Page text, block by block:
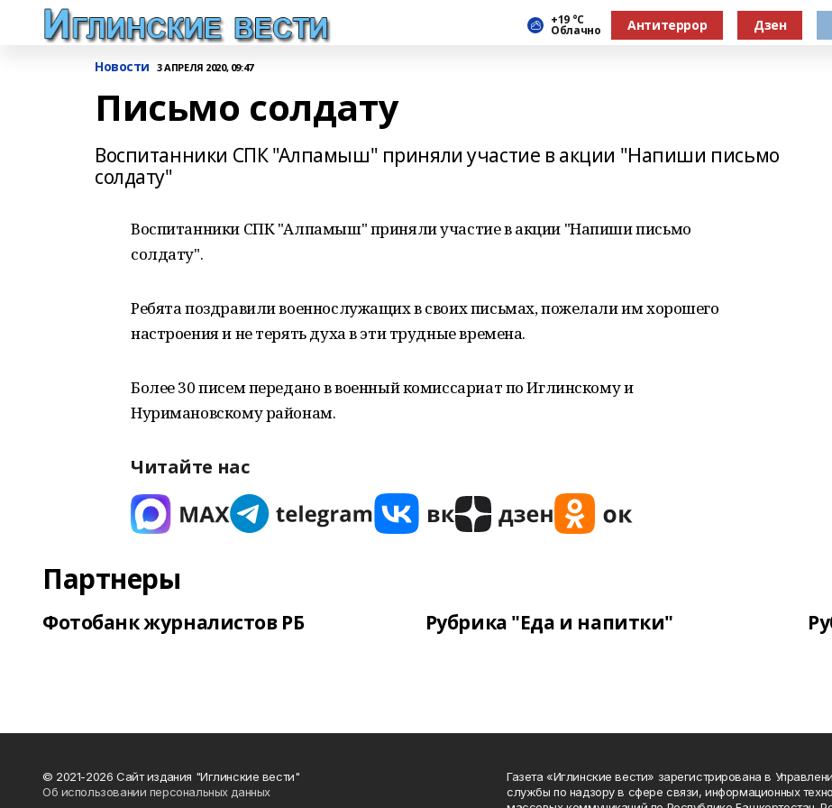
+19 °С
Облачно Антитеррор Дзен
Новости 3 АПРЕЛЯ 2020, 09:47
Письмо солдату
Воспитанники СПК "Алпамыш" приняли участие в акции "Напиши письмо
солдату"
Воспитанники СПК "Алпамыш" приняли участие в акции "Напиши письмо
солдату".
Ребята поздравили военнослужащих в своих письмах, пожелали им хорошего
настроения и не терять духа в эти трудные времена.
Более 30 писем передано в военный комиссариат по Иглинскому и
Нуримановскому районам.
Читайте нас
Партнеры
Фотобанк журналистов РБ Рубрика "Еда и напитки"
© 2021-2026 Сайт издания "Иглинские вести"
Об использовании персональных данных
Газета «Иглинские вести» зарегистрирована в
службы по надзору в сфере связи, информационных